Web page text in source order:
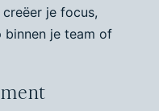
je focus,
binnen je team of